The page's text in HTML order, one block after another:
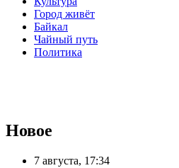
Город живёт
Байкал
Чайный путь
Политика
Новое
7 августа, 17:34